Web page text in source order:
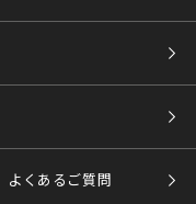
よくあるご質問